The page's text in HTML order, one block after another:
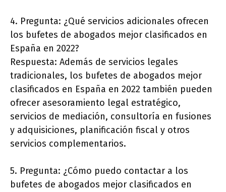
4. Pregunta: ¿Qué servicios adicionales ofrecen
los bufetes de abogados mejor clasificados en
España en 2022?
Respuesta: Además de servicios legales
tradicionales, los bufetes de abogados mejor
clasificados en España en 2022 también pueden
ofrecer asesoramiento legal estratégico,
servicios de mediación, consultoría en fusiones
y adquisiciones, planificación fiscal y otros
servicios complementarios.
5. Pregunta: ¿Cómo puedo contactar a los
bufetes de abogados mejor clasificados en